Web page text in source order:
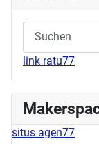
link ratu77
situs agen77